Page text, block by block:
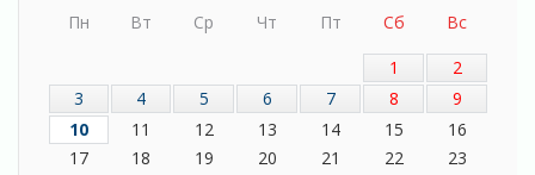
За каждой спортивной победой стоит
07 августа 2026
Газ ветеранам
07 августа 2026
Пн Вт Ср Чт Пт Сб
Вс
1
2
3
4 5 6 7 8
9
10
11 12 13 14 15
16
17
18 19 20 21 22
23